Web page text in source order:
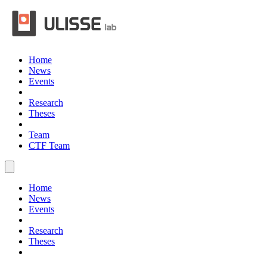
Home
News
Events
Research
Theses
Team
CTF Team
Home
News
Events
Research
Theses